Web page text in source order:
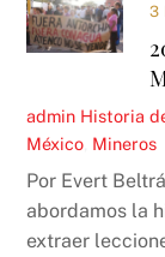
3
admin Historia
México Mineros
Por Evert
abordamos la
extraer